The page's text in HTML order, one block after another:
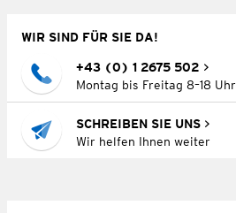
WIR SIND FÜR SIE DA!
+43 (0) 1 2675 502
Montag bis Freitag 8–18 Uhr
SCHREIBEN SIE UNS
Wir helfen Ihnen weiter